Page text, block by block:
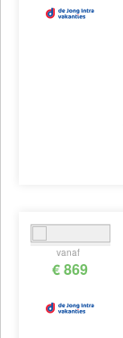
vanaf
€ 869